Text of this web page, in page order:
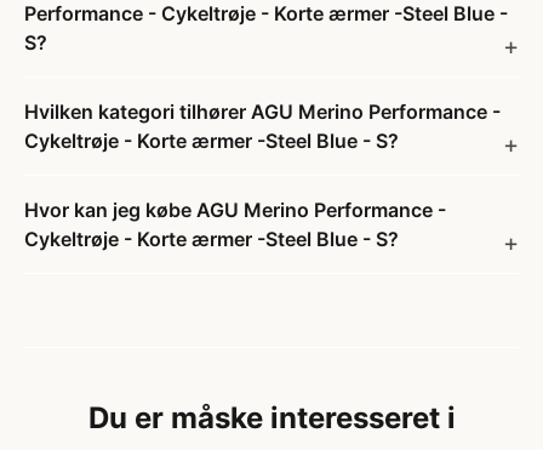
Performance - Cykeltrøje - Korte ærmer -Steel Blue -
S?
Hvilken kategori tilhører AGU Merino Performance -
Cykeltrøje - Korte ærmer -Steel Blue - S?
Hvor kan jeg købe AGU Merino Performance -
Cykeltrøje - Korte ærmer -Steel Blue - S?
Du er måske interesseret i